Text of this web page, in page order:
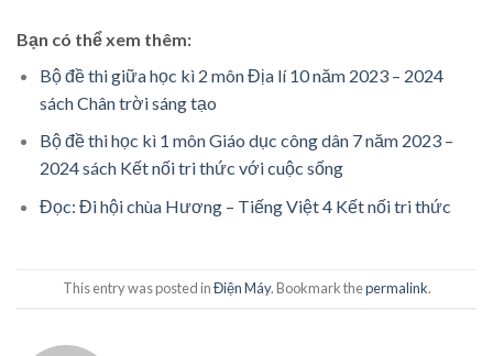
Bạn có thể xem thêm:
Bộ đề thi giữa học kì 2 môn Địa lí 10 năm 2023 – 2024
sách Chân trời sáng tạo
Bộ đề thi học kì 1 môn Giáo dục công dân 7 năm 2023 –
2024 sách Kết nối tri thức với cuộc sống
Đọc: Đi hội chùa Hương – Tiếng Việt 4 Kết nối tri thức
This entry was posted inĐiện Máy. Bookmark thepermalink.